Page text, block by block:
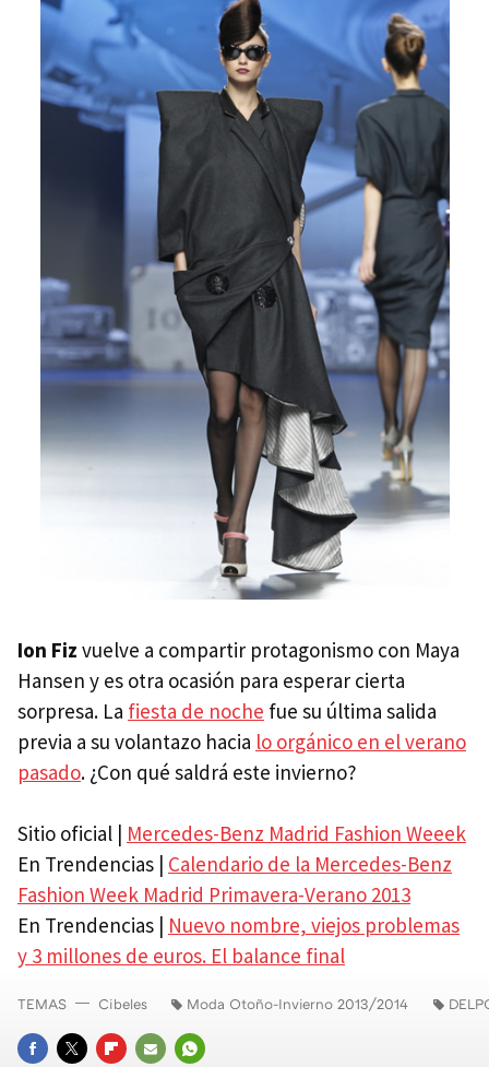
Ion Fiz vuelve a compartir protagonismo con Maya
Hansen y es otra ocasión para esperar cierta
sorpresa. La fiesta de noche fue su última salida
previa a su volantazo hacia lo orgánico en el verano
pasado. ¿Con qué saldrá este invierno?
Sitio oficial | Mercedes-Benz Madrid Fashion Weeek
En Trendencias | Calendario de la Mercedes-Benz
Fashion Week Madrid Primavera-Verano 2013
En Trendencias | Nuevo nombre, viejos problemas
y 3 millones de euros. El balance final
TEMAS Cibeles Moda Otoño-Invierno 2013/2014